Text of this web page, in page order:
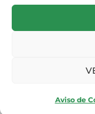
Aviso de